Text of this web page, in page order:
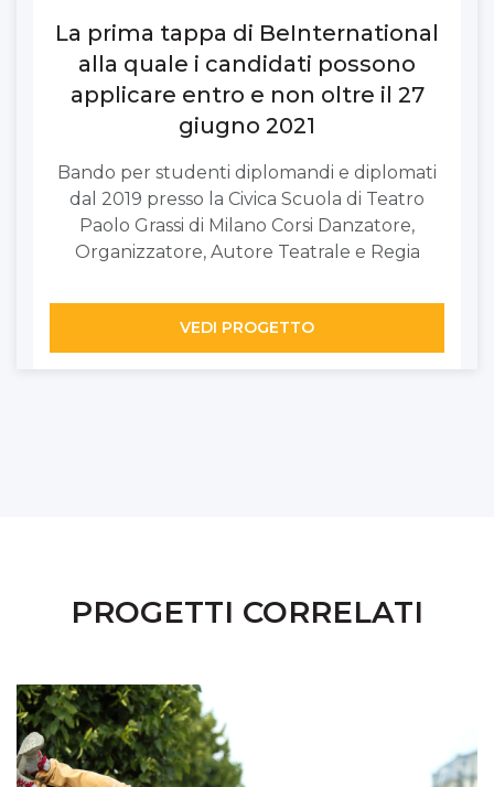
La prima tappa di BeInternational
alla quale i candidati possono
applicare entro e non oltre il 27
giugno 2021
Bando per studenti diplomandi e diplomati
dal 2019 presso la Civica Scuola di Teatro
Paolo Grassi di Milano Corsi Danzatore,
Organizzatore, Autore Teatrale e Regia
VEDI PROGETTO
PROGETTI CORRELATI